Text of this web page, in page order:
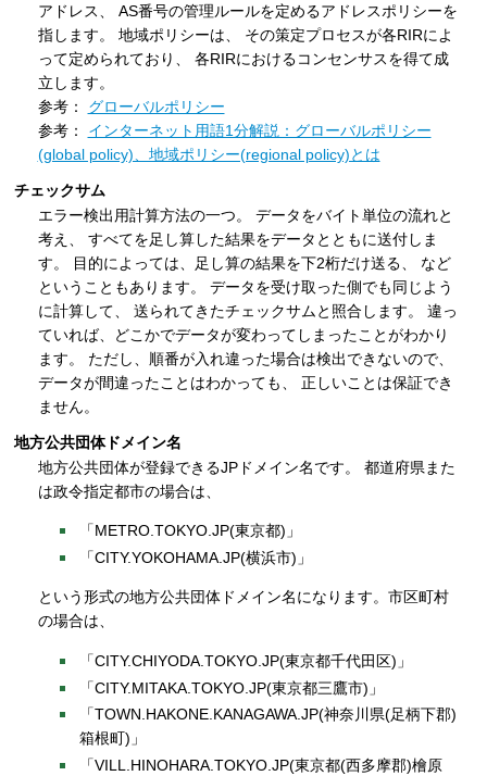
アドレス、 AS番号の管理ルールを定めるアドレスポリシーを
指します。 地域ポリシーは、 その策定プロセスが各RIRによ
って定められており、 各RIRにおけるコンセンサスを得て成
立します。
参考： グローバルポリシー
参考： インターネット用語1分解説：グローバルポリシー
(global policy)、地域ポリシー(regional policy)とは
チェックサム
エラー検出用計算方法の一つ。 データをバイト単位の流れと
考え、 すべてを足し算した結果をデータとともに送付しま
す。 目的によっては、足し算の結果を下2桁だけ送る、 など
ということもあります。 データを受け取った側でも同じよう
に計算して、 送られてきたチェックサムと照合します。 違っ
ていれば、どこかでデータが変わってしまったことがわかり
ます。 ただし、順番が入れ違った場合は検出できないので、
データが間違ったことはわかっても、 正しいことは保証でき
ません。
地方公共団体ドメイン名
地方公共団体が登録できるJPドメイン名です。 都道府県また
は政令指定都市の場合は、
「METRO.TOKYO.JP(東京都)」
「CITY.YOKOHAMA.JP(横浜市)」
という形式の地方公共団体ドメイン名になります。市区町村
の場合は、
「CITY.CHIYODA.TOKYO.JP(東京都千代田区)」
「CITY.MITAKA.TOKYO.JP(東京都三鷹市)」
「TOWN.HAKONE.KANAGAWA.JP(神奈川県(足柄下郡)
箱根町)」
「VILL.HINOHARA.TOKYO.JP(東京都(西多摩郡)檜原